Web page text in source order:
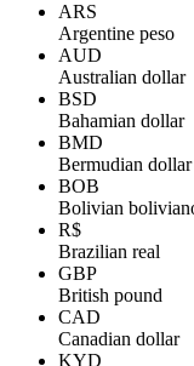
ARS
Argentine peso
AUD
Australian dollar
BSD
Bahamian dollar
BMD
Bermudian dollar
BOB
Bolivian
R$
Brazilian real
GBP
British pound
CAD
Canadian dollar
KYD